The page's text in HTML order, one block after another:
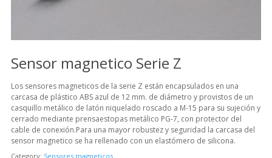
Sensor magnetico Serie Z
Los sensores magneticos de la serie Z están encapsulados en una
carcasa de plástico ABS azul de 12 mm. de diámetro y provistos de un
casquillo metálico de latón niquelado roscado a M-15 para su sujeción y
cerrado mediante prensaestopas metálico PG-7, con protector del
cable de conexión.Para una mayor robustez y seguridad la carcasa del
sensor magnetico se ha rellenado con un elastómero de silicona.
Category: Sensores magneticos